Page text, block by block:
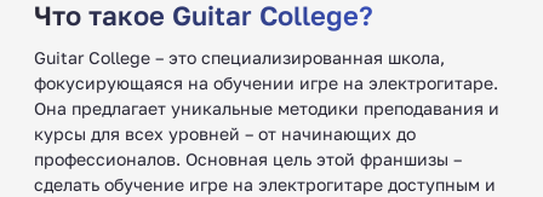
Что такое Guitar College?
Guitar College – это специализированная школа,
фокусирующаяся на обучении игре на электрогитаре.
Она предлагает уникальные методики преподавания и
курсы для всех уровней – от начинающих до
профессионалов. Основная цель этой франшизы –
сделать обучение игре на электрогитаре доступным и